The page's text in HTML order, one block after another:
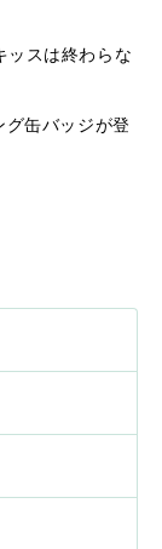
ッスは終わらな
缶バッジが登